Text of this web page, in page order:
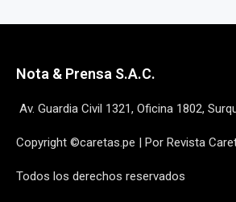
Nota & Prensa S.A.C.
Av. Guardia Civil 1321, Oficina 1802,
Copyright ©caretas.pe | Por Revista
Todos los derechos reservados